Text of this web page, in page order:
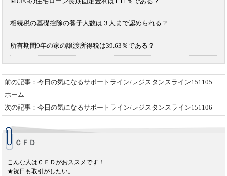
相続税の基礎控除の養子人数は３人まで認められる？
所有期間9年の家の譲渡所得税は39.63％である？
前の記事：今日の気になるサポートライン/レジスタンスライン151105
ホーム
次の記事：今日の気になるサポートライン/レジスタンスライン151106
ＣＦＤ
こんな人はＣＦＤがおススメです！
★祝日も取引がしたい。